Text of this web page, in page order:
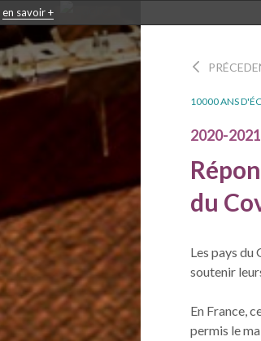
10000 ANS
2020-2021
du
Les pays
soutenir
En France,
permis le
en savoir +